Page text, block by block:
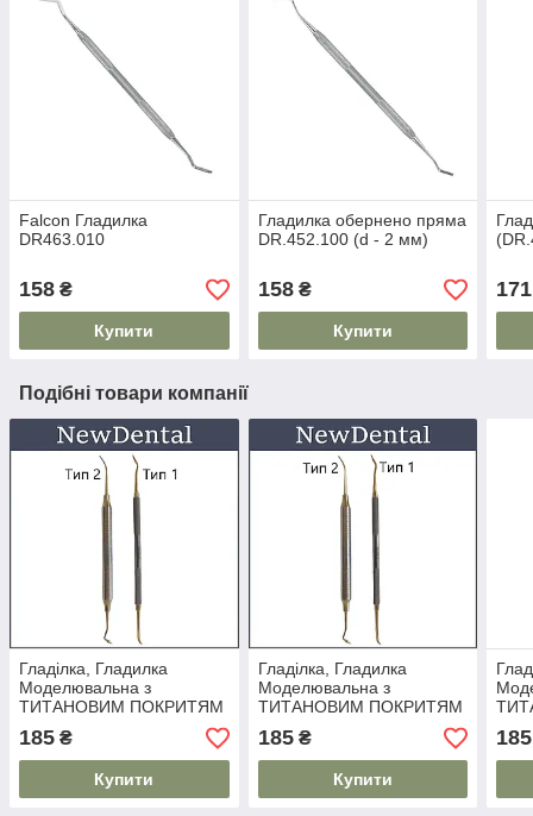
Falcon Гладилка
DR463.010
158 ₴
Купити
Гладилка обернено пряма
DR.452.100 (d - 2 мм)
158₴
Купити
171
Подібні товари компанії
Гладілка, Гладилка
Моделювальна з
ТИТАНОВИМ ПОКРИТЯМ
185 ₴
Купити
Гладілка, Гладилка
Моделювальна з
ТИТАНОВИМ ПОКРИТЯМ
185₴
Купити
185